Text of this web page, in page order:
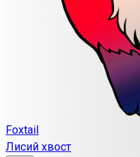
Foxtail
Лисий хвост